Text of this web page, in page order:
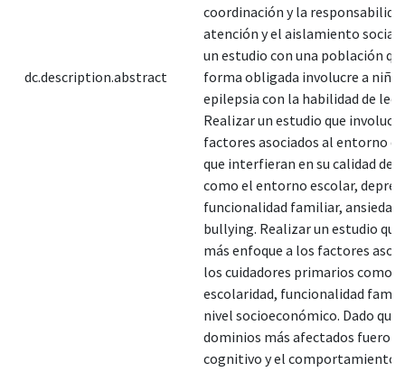
dc.description.abstract
coordinación y la
atención y el aislamiento social.
un estudio con una población
forma obligada involucre a
epilepsia con la habilidad de
Realizar un estudio que
factores asociados al entorno
que interfieran en su calidad de
como el entorno escolar,
funcionalidad familiar, ansiedad
bullying. Realizar un estudio
más enfoque a los factores
los cuidadores primarios como
escolaridad, funcionalidad
nivel socioeconómico. Dado que
dominios más afectados fueron
cognitivo y el comportamiento